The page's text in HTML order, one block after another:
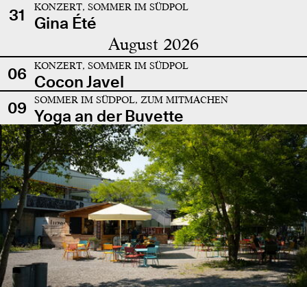
31
KONZERT, SOMMER IM SÜDPOL
Gina Été
August 2026
06 KONZERT, SOMMER IM SÜDPOL
Cocon Javel
09
SOMMER IM SÜDPOL, ZUM MITMACHEN
Yoga an der Buvette